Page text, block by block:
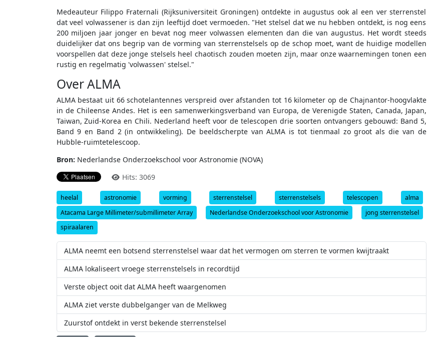
Medeauteur Filippo Fraternali (Rijksuniversiteit Groningen) ontdekte in augustus ook al een ver sterrenstel
dat veel volwassener is dan zijn leeftijd doet vermoeden. "Het stelsel dat we nu hebben ontdekt, is nog eens
200 miljoen jaar jonger en bevat nog meer volwassen elementen dan die van augustus. Het wordt steeds
duidelijker dat ons begrip van de vorming van sterrenstelsels op de schop moet, want de huidige modellen
voorspellen dat deze jonge stelsels heel chaotisch zouden moeten zijn, maar onze waarnemingen tonen een
rustig en regelmatig 'volwassen' stelsel."
Over ALMA
ALMA bestaat uit 66 schotelantennes verspreid over afstanden tot 16 kilometer op de Chajnantor-hoogvlakte
in de Chileense Andes. Het is een samenwerkingsverband van Europa, de Verenigde Staten, Canada, Japan,
Taiwan, Zuid-Korea en Chili. Nederland heeft voor de telescopen drie soorten ontvangers gebouwd: Band 5,
Band 9 en Band 2 (in ontwikkeling). De beeldscherpte van ALMA is tot tienmaal zo groot als die van de
Hubble-ruimtetelescoop.
Bron: Nederlandse Onderzoekschool voor Astronomie (NOVA)
Hits: 3069
heelal astronomie vorming sterrenstelsel sterrenstelsels telescopen
alma
Atacama Large Millimeter/submillimeter Array
Nederlandse Onderzoekschool voor Astronomie
jong sterrenstelsel
spiraalaren
ALMA neemt een botsend sterrenstelsel waar dat het vermogen om sterren te vormen kwijtraakt
ALMA lokaliseert vroege sterrenstelsels in recordtijd
Verste object ooit dat ALMA heeft waargenomen
ALMA ziet verste dubbelganger van de Melkweg
Zuurstof ontdekt in verst bekende sterrenstelsel